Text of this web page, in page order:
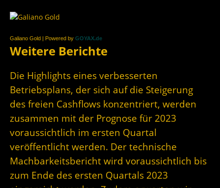
Galiano Gold | Powered by GOYAX.de
Weitere Berichte
Die Highlights eines verbesserten
Betriebsplans, der sich auf die Steigerung
des freien Cashflows konzentriert, werden
zusammen mit der Prognose für 2023
voraussichtlich im ersten Quartal
veröffentlicht werden. Der technische
Machbarkeitsbericht wird voraussichtlich bis
zum Ende des ersten Quartals 2023